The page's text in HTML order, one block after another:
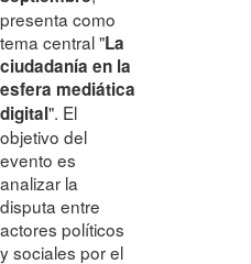
presenta como
tema central "La
ciudadanía en la
esfera mediática
digital". El
objetivo del
evento es
analizar la
disputa entre
actores políticos
y sociales por el